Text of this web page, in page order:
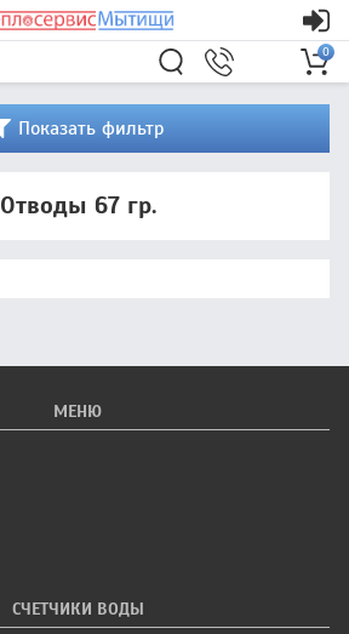
0
Показать фильтр
Отводы 67 гр.
МЕНЮ
СЧЕТЧИКИ ВОДЫ